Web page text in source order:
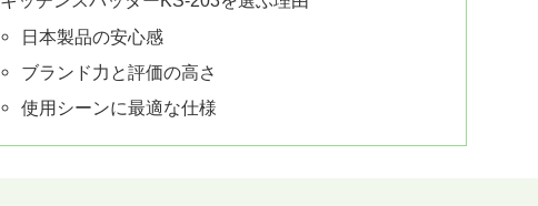
日本製品の安心感
ブランド力と評価の高さ
使用シーンに最適な仕様